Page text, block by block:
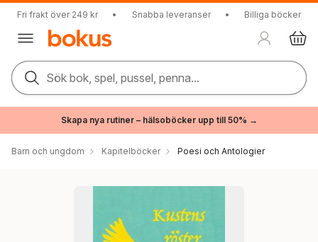
Fri frakt över 249 kr • Snabba leveranser • Billiga böcker
Sök bok, spel, pussel, penna...
Skapa nya rutiner – hälsoböcker upp till 50% →
Barn och ungdom Kapitelböcker Poesi och Antologier